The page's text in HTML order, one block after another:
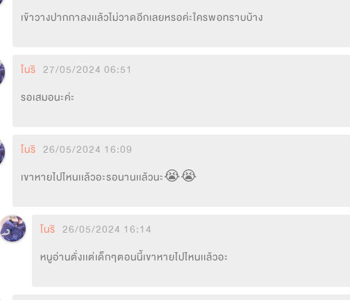
เข้าวางปากกาลงเเล้วไม่วาดอีกเลยหรอค่ะใครพอทราบบ้าง
โนริ 27/05/2024 06:51
รอเสมอนะค่ะ
โนริ 26/05/2024 16:09
เขาหายไปไหนเเล้วอะรอนานเเล้วนะ😭😭
โนริ 26/05/2024 16:14
หนูอ่านตั่งเเต่เด็กๆตอนนี้เขาหายไปไหนเเล้วอะ